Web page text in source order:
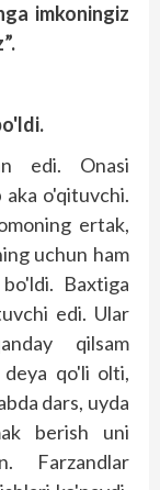
imkoningiz
edi. Onasi
aka o'qituvchi.
ertak,
uchun ham
Baxtiga
edi. Ular
qilsam
deya qo'li olti,
dars, uyda
berish uni
Farzandlar